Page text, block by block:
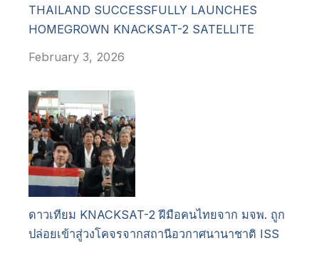
THAILAND SUCCESSFULLY LAUNCHES
HOMEGROWN KNACKSAT-2 SATELLITE
February 3, 2026
ดาวเทียม KNACKSAT-2 ฝีมือคนไทยจาก มจพ. ถูก
ปล่อยเข้าสู่วงโคจรจากสถานีอวกาศนานาชาติ ISS